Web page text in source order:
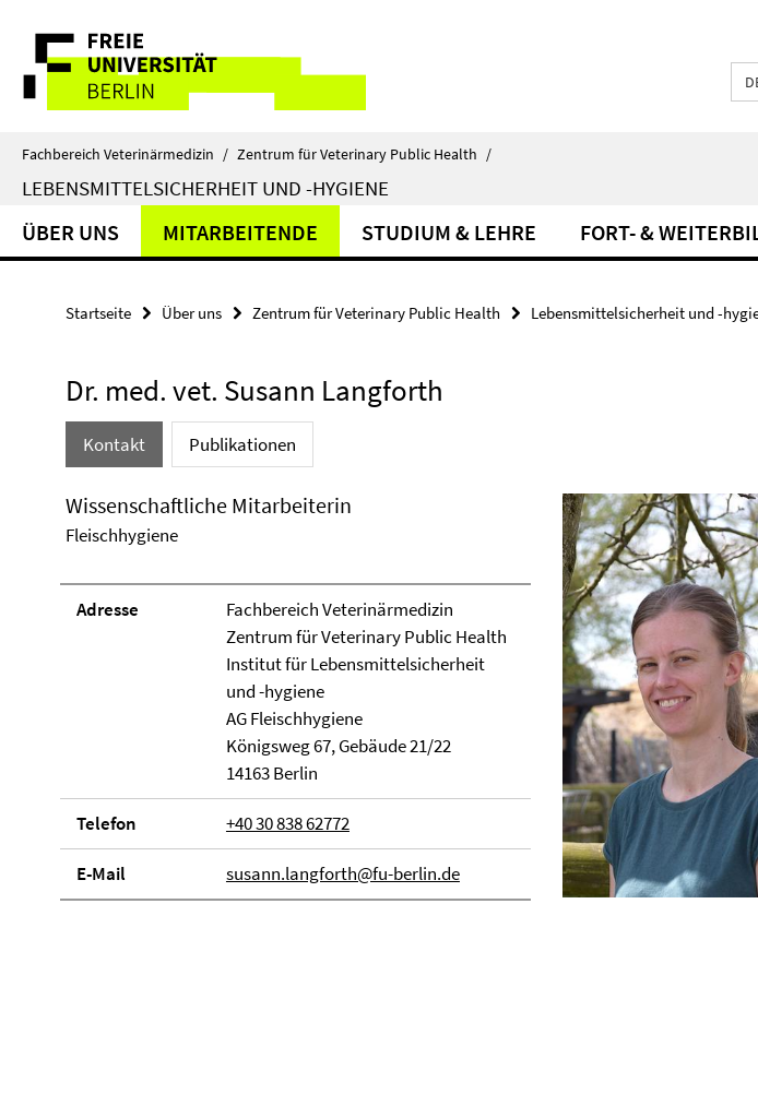
direkt
Inhalt
Service-
Navigation
Fachbereich Veterinärmedizin / Zentrum für Veterinary Public Health /
LEBENSMITTELSICHERHEIT UND -HYGIENE
ÜBER UNS MITARBEITENDE STUDIUM & LEHRE FORT- &
Startseite Über uns Zentrum für Veterinary Public Health Lebensmittelsicherheit und -
Dr. med. vet. Susann Langforth
Kontakt Publikationen
Wissenschaftliche Mitarbeiterin
Fleischhygiene
Adresse
Fachbereich Veterinärmedizin
Zentrum für Veterinary Public Health
Institut für Lebensmittelsicherheit
und -hygiene
AG Fleischhygiene
Königsweg 67, Ge­bäude 21/22
14163 Berlin
Telefon +40 30 838 62772
E-Mail susann.langforth@fu-berlin.de